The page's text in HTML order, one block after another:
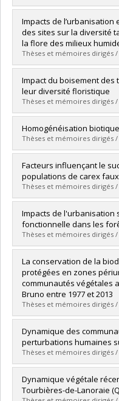
Graduate :Pinceloup,
Cycle :Master's
Grade :M. Sc.
Lien vers le document
Impacts de l’urbanisation
des sites sur la diversité
la flore des milieux
Thèses et mémoires dirigés /
Graduate :Loiselle,
Cycle :Master's
Grade :M. Sc.
Lien vers le document
Impact du boisement
leur diversité floristique
Thèses et mémoires dirigés /
Graduate :Favreau,
Cycle : Master's
Grade :M. Sc.
Lien vers le document
Homogénéisation
Thèses et mémoires dirigés /
Graduate :Blouin, Daniel
Cycle :Master's
Grade :M. Sc.
Lien vers le document
Facteurs influençant le
populations de carex
Thèses et mémoires dirigés /
Graduate :Langlois,
Cycle :Master's
Grade :M. Sc.
Lien vers le document
Impacts de l'urbanisation
fonctionnelle dans les
Thèses et mémoires dirigés /
Graduate :Brice, Marie-
Cycle :Master's
Grade :M. Sc.
Lien vers le document
La conservation de la
protégées en zones
communautés végétales
Bruno entre 1977 et 2013
Thèses et mémoires dirigés /
Graduate : Beauvais,
Cycle :Master's
Grade :M. Sc.
Lien vers le document
Dynamique des
perturbations humaines
Thèses et mémoires dirigés /
Graduate : Pasquet,
Cycle :Master's
Dynamique végétale
Tourbières-de-Lanoraie